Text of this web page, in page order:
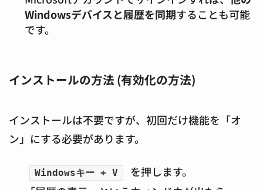
Windowsデバイスと履歴を同期することも可能
です。
インストールの方法 (有効化の方法)
インストールは不要ですが、初回だけ機能を「オ
ン」にする必要があります。
Windowsキー + V
を押します。